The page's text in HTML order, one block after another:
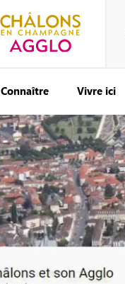
Connaître Vivre ici